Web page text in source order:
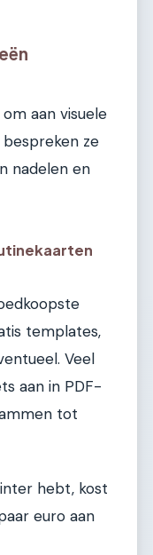
aan visuele
ze
nadelen en
templates,
Veel
aan in PDF-
tot
hebt, kost
euro aan